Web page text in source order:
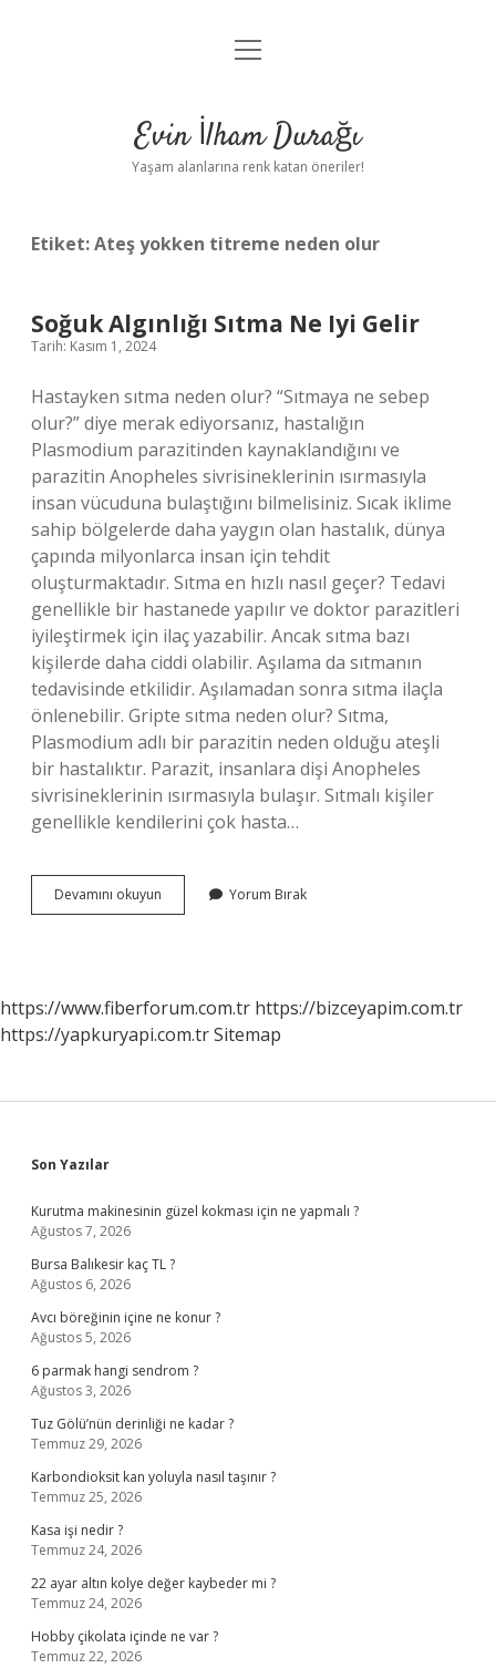
Anasayfa
Yasal Uyarı
menüyü
Evin İlham Durağı
Yaşam alanlarına renk katan öneriler!
Etiket:Ateş yokken titreme neden olur
Soğuk Algınlığı Sıtma Ne Iyi Gelir
Tarih: Kasım 1, 2024
Hastayken sıtma neden olur? “Sıtmaya ne sebep
olur?” diye merak ediyorsanız, hastalığın
Plasmodium parazitinden kaynaklandığını ve
parazitin Anopheles sivrisineklerinin ısırmasıyla
insan vücuduna bulaştığını bilmelisiniz. Sıcak iklime
sahip bölgelerde daha yaygın olan hastalık, dünya
çapında milyonlarca insan için tehdit
oluşturmaktadır. Sıtma en hızlı nasıl geçer? Tedavi
genellikle bir hastanede yapılır ve doktor parazitleri
iyileştirmek için ilaç yazabilir. Ancak sıtma bazı
kişilerde daha ciddi olabilir. Aşılama da sıtmanın
tedavisinde etkilidir. Aşılamadan sonra sıtma ilaçla
önlenebilir. Gripte sıtma neden olur? Sıtma,
Plasmodium adlı bir parazitin neden olduğu ateşli
bir hastalıktır. Parazit, insanlara dişi Anopheles
sivrisineklerinin ısırmasıyla bulaşır. Sıtmalı kişiler
genellikle kendilerini çok hasta…
Devamını okuyun
Algınlığı
Yorum Bırak
https://www.fiberforum.com.tr https://bizceyapim.com.tr
https://yapkuryapi.com.trSitemap
Sidebar
Son Yazılar
Kurutma makinesinin güzel kokması için ne yapmalı ?
Ağustos 7, 2026
Bursa Balıkesir kaç TL ?
Ağustos 6, 2026
Avcı böreğinin içine ne konur ?
Ağustos 5, 2026
6 parmak hangi sendrom ?
Ağustos 3, 2026
Tuz Gölü’nün derinliği ne kadar ?
Temmuz 29, 2026
Karbondioksit kan yoluyla nasıl taşınır ?
Temmuz 25, 2026
Kasa işi nedir ?
Temmuz 24, 2026
22 ayar altın kolye değer kaybeder mi ?
Temmuz 24, 2026
Hobby çikolata içinde ne var ?
Temmuz 22, 2026